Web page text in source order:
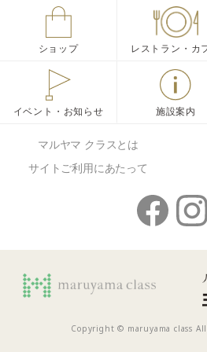
ショップ レストラン・カ
イベント・お知らせ 施設案内
マルヤマ クラスとは
サイトご利用にあたって
Copyright © maruyama class